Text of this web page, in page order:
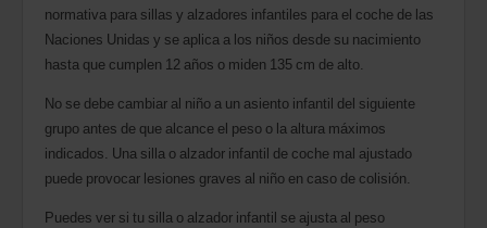
normativa para sillas y alzadores infantiles para el coche de las
Naciones Unidas y se aplica a los niños desde su nacimiento
hasta que cumplen 12 años o miden 135 cm de alto.
No se debe cambiar al niño a un asiento infantil del siguiente
grupo antes de que alcance el peso o la altura máximos
indicados. Una silla o alzador infantil de coche mal ajustado
puede provocar lesiones graves al niño en caso de colisión.
Puedes ver si tu silla o alzador infantil se ajusta al peso